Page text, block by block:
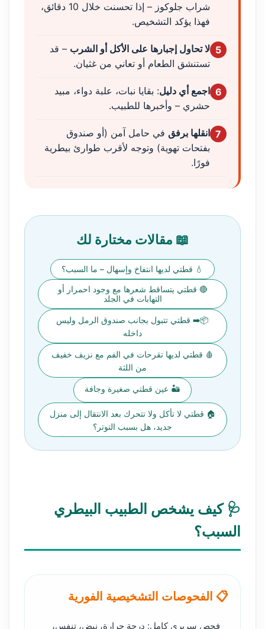
شراب جلوكوز – إذا تحسنت خلال 10 دقائق،
فهذا يؤكد التشخيص.
5 لا تحاول إجبارها على الأكل أو الشرب – قد
تستنشق الطعام أو تعاني من غثيان.
6 اجمع أي دليل: بقايا نبات، علبة دواء، مبيد
حشري – وأخبرها للطبيب.
7 انقلها برفق في حامل آمن (أو صندوق
بفتحات تهوية) وتوجه لأقرب طوارئ بيطرية
فورًا.
📖 مقالات مختارة لك
💧 قطتي لديها انتفاخ وإسهال – ما السبب؟
🔴 قطتي يتساقط شعرها مع وجود احمرار أو
التهابات في الجلد
📦➡️ قطتي تتبول بجانب صندوق الرمل وليس
داخله
🩸 قطتي لديها تقرحات في الفم مع نزيف خفيف
من اللثة
🏜️ عين قطتي صغيرة وجافة
🏠 قطتي لا تأكل ولا تتحرك بعد الانتقال إلى منزل
جديد، هل بسبب التوتر؟
🩺 كيف يشخص الطبيب البيطري
السبب؟
📋 الفحوصات التشخيصية الفورية
فحص سريري كامل: درجة حرارة، نبض، تنفس،